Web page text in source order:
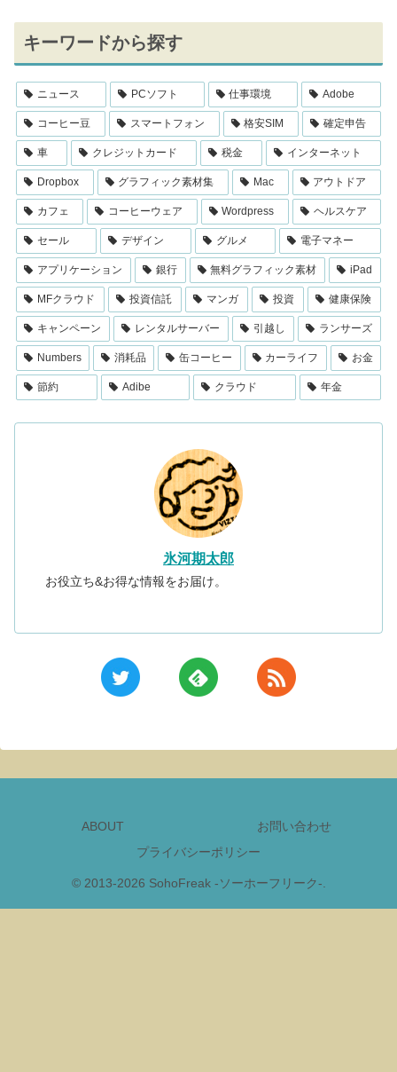
キーワードから探す
ニュース PCソフト 仕事環境 Adobe
コーヒー豆 スマートフォン 格安SIM 確定申告
車 クレジットカード 税金 インターネット
Dropbox グラフィック素材集 Mac アウトドア
カフェ コーヒーウェア Wordpress ヘルスケア
セール デザイン グルメ 電子マネー
アプリケーション 銀行 無料グラフィック素材 iPad
MFクラウド 投資信託 マンガ 投資 健康保険
キャンペーン レンタルサーバー 引越し ランサーズ
Numbers 消耗品 缶コーヒー カーライフ お金
節約 Adibe クラウド 年金
氷河期太郎
お役立ち&お得な情報をお届け。
ABOUT
お問い合わせ
プライバシーポリシー
© 2013-2026 SohoFreak -ソーホーフリーク-.